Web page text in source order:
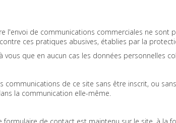
l'envoi de communications commerciales ne
ces pratiques abusives, établies par la
vous que en aucun cas les données personnelles
communications de ce site sans être inscrit, ou
la communication elle-même.